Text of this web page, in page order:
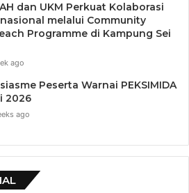
dan UKM Perkuat Kolaborasi
melalui Community
Programme di Kampung Sei
ago
Peserta Warnai PEKSIMIDA
2026
ago